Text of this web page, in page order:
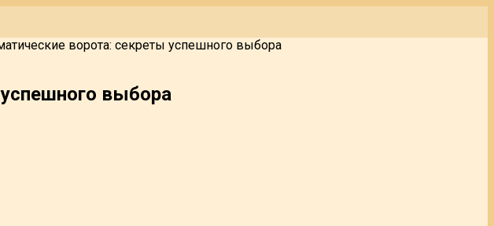
ворота: секреты успешного выбора
выбора